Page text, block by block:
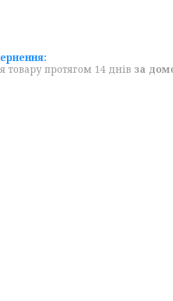
товару протягом 14 днів за